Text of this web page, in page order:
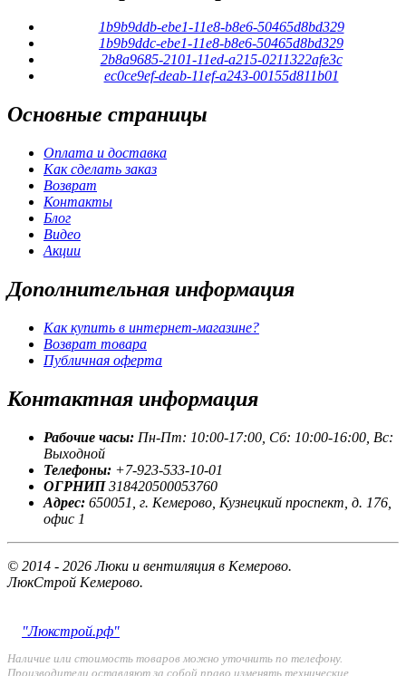
1b9b9ddb-ebe1-11e8-b8e6-50465d8bd329
1b9b9ddc-ebe1-11e8-b8e6-50465d8bd329
2b8a9685-2101-11ed-a215-0211322afe3c
ec0ce9ef-deab-11ef-a243-00155d811b01
Основные страницы
Оплата и доставка
Как сделать заказ
Возврат
Контакты
Блог
Видео
Акции
Дополнительная информация
Как купить в интернет-магазине?
Возврат товара
Публичная оферта
Контактная информация
Рабочие часы: Пн-Пт: 10:00-17:00, Сб: 10:00-16:00, Вс:
Выходной
Телефоны: +7-923-533-10-01
ОГРНИП318420500053760
Адрес: 650051, г. Кемерово, Кузнецкий проспект, д. 176,
офис 1
© 2014 - 2026 Люки и вентиляция в Кемерово.
ЛюкСтрой Кемерово.
"Люкстрой.рф"
Наличие или стоимость товаров можно уточнить по телефону.
Производители оставляют за собой право изменять технические